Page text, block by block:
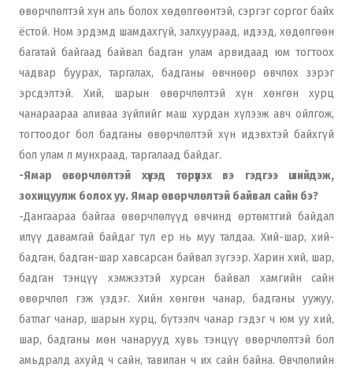
өвөрчлөлтэй хүн аль болох хөдөлгөөнтэй, сэргэг соргог байх
ёстой. Ном эрдэмд шамдахгүй, залхуураад, идээд, хөдөлгөөн
багатай байгаад байвал бадган улам арвидаад юм тогтоох
чадвар буурах, таргалах, бадганы өвчнөөр өвчлөх зэрэг
эрсдэлтэй. Хий, шарын өвөрчлөлтэй хүн хөнгөн хурц
чанараараа аливаа зүйлийг маш хурдан хүлээж авч ойлгож,
тогтоодог бол бадганы өвөрчлөлтэй хүн идэвхтэй байхгүй
бол улам л мунхраад, таргалаад байдаг.
-Ямар өвөрчлөлтэй хүүхэд төрүүлэх вэ гэдгээ шийдэж,
зохицуулж болох уу. Ямар өвөрчлөлтэй байвал сайн бэ?
-Дангаараа байгаа өвөрчлөлүүд өвчинд өртөмтгий байдал
илүү давамгай байдаг тул ер нь муу талдаа. Хий-шар, хий-
бадган, бадган-шар хавсарсан байвал зүгээр. Харин хий, шар,
бадган тэнцүү хэмжээтэй хурсан байвал хамгийн сайн
өвөрчлөл гэж үздэг. Хийн хөнгөн чанар, бадганы уужуу,
батлаг чанар, шарын хурц, бүтээлч чанар гэдэг ч юм уу хий,
шар, бадганы мөн чанарууд хувь тэнцүү өвөрчлөлтэй бол
амьдралд ахуйд ч сайн, тавилан ч их сайн байна. Өвчлөлийн